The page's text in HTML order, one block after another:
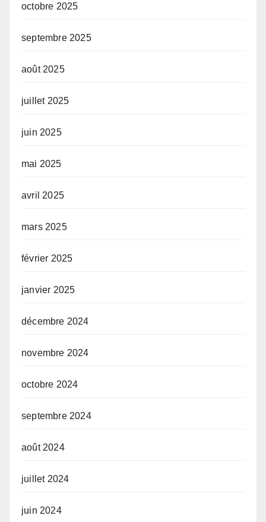
octobre 2025
septembre 2025
août 2025
juillet 2025
juin 2025
mai 2025
avril 2025
mars 2025
février 2025
janvier 2025
décembre 2024
novembre 2024
octobre 2024
septembre 2024
août 2024
juillet 2024
juin 2024